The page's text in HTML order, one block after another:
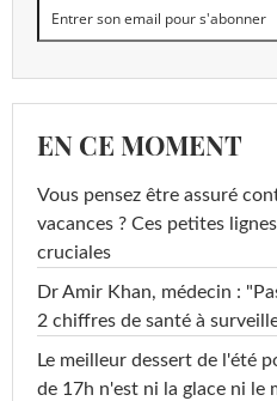
EN CE MOMENT
Vous pensez être assuré
vacances ? Ces petites
cruciales
Dr Amir Khan, médecin :
2 chiffres de santé à
Le meilleur dessert de l'été
de 17h n'est ni la glace ni